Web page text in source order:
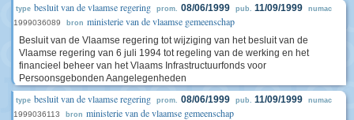
type besluit van de vlaamse regering prom. 08/06/1999 pub. 11/09/1999 numac
1999036089 bron ministerie van de vlaamse gemeenschap
Besluit van de Vlaamse regering tot wijziging van het besluit van de
Vlaamse regering van 6 juli 1994 tot regeling van de werking en het
financieel beheer van het Vlaams Infrastructuurfonds voor
Persoonsgebonden Aangelegenheden
type besluit van de vlaamse regering prom. 08/06/1999 pub. 11/09/1999 numac
1999036113 bron ministerie van de vlaamse gemeenschap